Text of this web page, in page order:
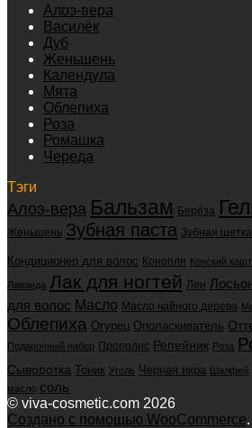
Алоэ-вера
Василёк
Дуб
Женьшень
Календула
Мята
Облепиха
Роза
Ромашка
Череда
Тэги
Алоэ-вера Бальзам Берёза
Женьшень Зубная паста Зубная щетка
Кондиционер для волос Конопля Конский
Лаванда Лак для ногтей Лен
для волос Масло Масло чайного дерева
Облепиха Огурец Ополаскиватель
Подарочный набор Прополис Репейник Роза
Сыворотка Тоник Уголь Черная икра Шалфей
масло соль
© viva-cosmetic.com 2026
Создано с помощью WooCommerce.